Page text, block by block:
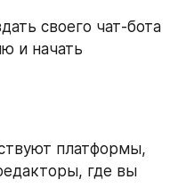
своего чат-бота
и начать
платформы,
где вы